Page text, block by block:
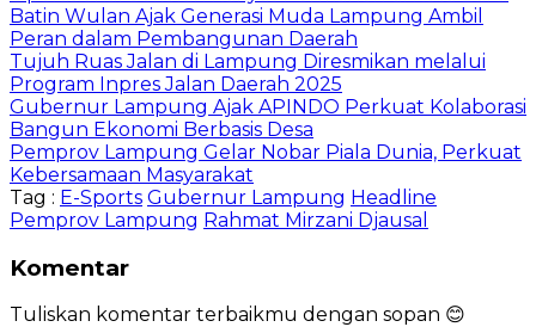
Batin Wulan Ajak Generasi Muda Lampung Ambil
Peran dalam Pembangunan Daerah
Tujuh Ruas Jalan di Lampung Diresmikan melalui
Program Inpres Jalan Daerah 2025
Gubernur Lampung Ajak APINDO Perkuat Kolaborasi
Bangun Ekonomi Berbasis Desa
Pemprov Lampung Gelar Nobar Piala Dunia, Perkuat
Kebersamaan Masyarakat
Tag : E-Sports Gubernur Lampung Headline
Pemprov Lampung Rahmat Mirzani Djausal
Komentar
Tuliskan komentar terbaikmu dengan sopan 😊